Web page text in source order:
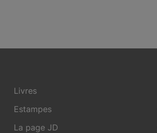
Livres
Estampes
La page JD